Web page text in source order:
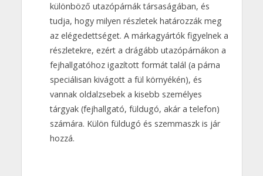
különböző utazópárnák társaságában, és
tudja, hogy milyen részletek határozzák meg
az elégedettséget. A márkagyártók figyelnek a
részletekre, ezért a drágább utazópárnákon a
fejhallgatóhoz igazított formát talál (a párna
speciálisan kivágott a fül környékén), és
vannak oldalzsebek a kisebb személyes
tárgyak (fejhallgató, füldugó, akár a telefon)
számára. Külön füldugó és szemmaszk is jár
hozzá.